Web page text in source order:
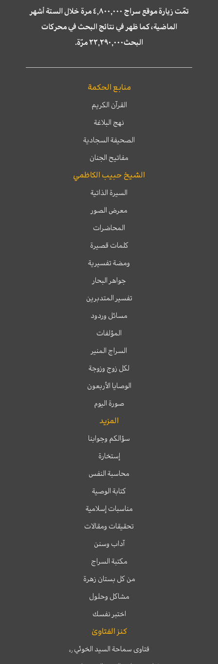
تمّت زيارة موقع سراج ٤,٨٠٠,٠٠٠ مرة خلال الستة أشهر
الماضية، كما ظهر في نتائج البحث في محركات
البحث٢٢,٢٩٠,٠٠٠ مرّة.
منابع الحكمة
القرآن الكريم
نهج البلاغة
الصحيفة السجادية
مفاتيح الجنان
الشيخ حبيب الكاظمي
السيرة الذاتية
معرض الصور
المحاضرات
كلمات قصيرة
ومضة تفسيرية
جواهر البحار
تفسير المتدبرين
مسائل وردود
المؤلفات
السراج المنير
لكل زوج وزوجة
الوصايا الأربعون
صورة اليوم
المزيد
سؤالكم وجوابنا
إستخارة
محاسبة النفس
كتابة الوصية
مناسبات إسلامية
تحقيقات ومقالات
آداب وسنن
مكتبة السراج
من كل بستان زهرة
مشاكل وحلول
اختبر نفسك
كنز الفتاوىٰ
فتاوى سماحة السيد الخوئيره